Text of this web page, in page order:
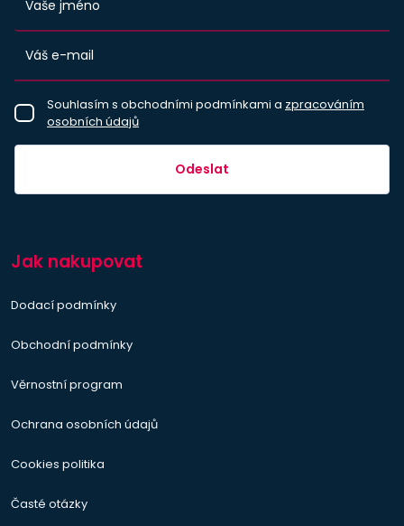
Souhlasím s obchodními podmínkami a zpracováním
osobních údajů
Odeslat
Jak nakupovat
Dodací podmínky
Obchodní podmínky
Věrnostní program
Ochrana osobních údajů
Cookies politika
Časté otázky